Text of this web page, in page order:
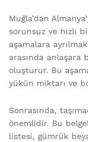
Muğla’dan
sorunsuz ve hızlı
aşamalara
arasında anlaşara
oluşturur. Bu
yükün miktarı ve
Sonrasında,
önemlidir. Bu
listesi, gümrük